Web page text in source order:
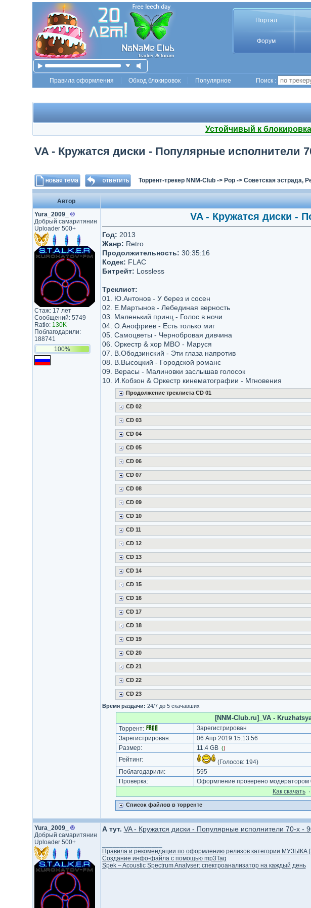
Портал
Форум
Правила оформления Обход блокировок Популярное Поиск :
Устойчивый к
VA - Кружатся диски - Популярные исполнители
Торрент-трекер NNM-Club-> Pop-> Советская эстрада,
Автор
Yura_2009_ ®
Добрый самаритянин
Uploader 500+
Стаж: 17 лет
Сообщений: 5749
Ratio: 130K
Поблагодарили:
188741
100%
VA - Кружатся диски -
Год: 2013
Жанр: Retro
Продолжительность: 30:35:16
Кодек: FLAC
Битрейт: Lossless
Треклист:
01. Ю.Антонов - У берез и сосен
02. Е.Мартынов - Лебединая верность
03. Маленький принц - Голос в ночи
04. О.Анофриев - Есть только миг
05. Самоцветы - Чернобровая дивчина
06. Оркестр & хор МВО - Маруся
07. В.Ободзинский - Эти глаза напротив
08. В.Высоцкий - Городской романс
09. Верасы - Малиновки заслышав голосок
10. И.Кобзон & Оркестр кинематографии - Мгновения
Продолжение треклиста CD 01
CD 02
CD 03
CD 04
CD 05
CD 06
CD 07
CD 08
CD 09
CD 10
CD 11
CD 12
CD 13
CD 14
CD 15
CD 16
CD 17
CD 18
CD 19
CD 20
CD 21
CD 22
CD 23
Время раздачи: 24/7 до 5 скачавших
[NNM-Club.ru]_VA -
Торрент:
Зарегистрирован
Зарегистрирован:
06 Апр 2019 15:13:56
Размер:
11.4 GB ()
Рейтинг: (Голосов: 194)
Поблагодарили:
595
Проверка:
Оформление проверено модератором
Как cкачать ·
Список файлов в торренте
Yura_2009_ ®
Добрый самаритянин
Uploader 500+
А тут. VA - Кружатся диски - Популярные исполнители 70-х -
Правила и рекомендации по оформлению релизов категории МУЗЫКА
Создание инфо-файлa с помощью mp3Tag
Spek – Acoustic Spectrum Analyser: спектроанализатор на каждый день